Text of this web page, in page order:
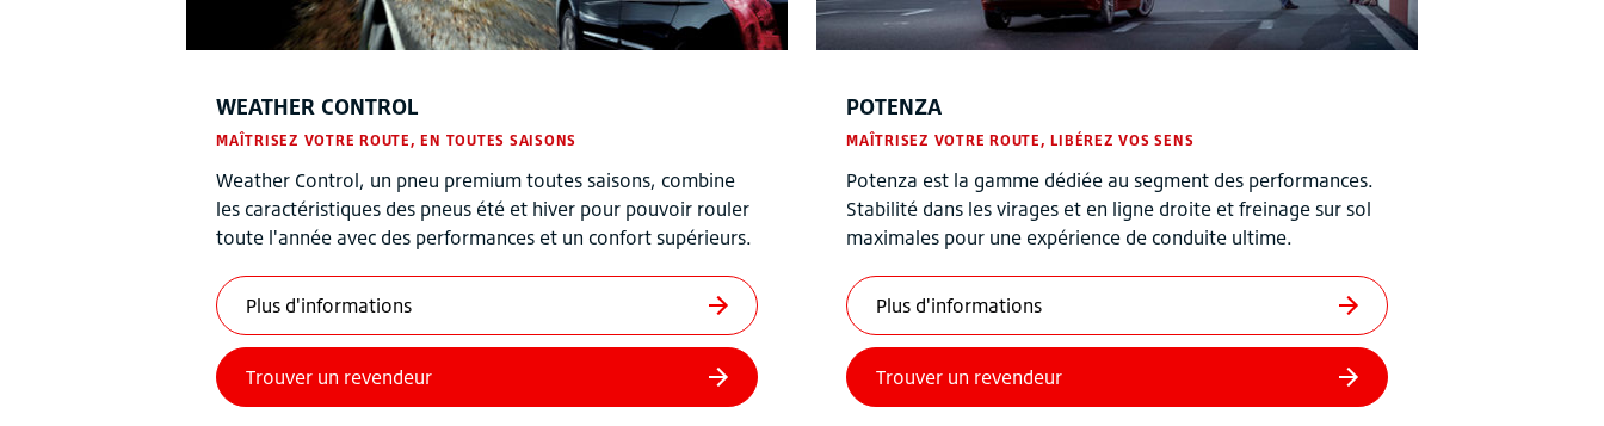
WEATHER CONTROL
MAÎTRISEZ VOTRE ROUTE, EN TOUTES SAISONS
Weather Control, un pneu premium toutes saisons, combine
les caractéristiques des pneus été et hiver pour pouvoir rouler
toute l'année avec des performances et un confort supérieurs.
POTENZA
MAÎTRISEZ VOTRE ROUTE, LIBÉREZ VOS SENS
Potenza est la gamme dédiée au segment des performances.
Stabilité dans les virages et en ligne droite et freinage sur sol
maximales pour une expérience de conduite ultime.